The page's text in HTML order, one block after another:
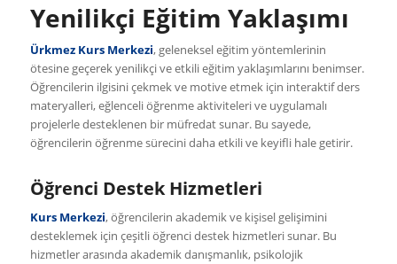
Yenilikçi Eğitim Yaklaşımı
Ürkmez Kurs Merkezi, geleneksel eğitim yöntemlerinin
ötesine geçerek yenilikçi ve etkili eğitim yaklaşımlarını benimser.
Öğrencilerin ilgisini çekmek ve motive etmek için interaktif ders
materyalleri, eğlenceli öğrenme aktiviteleri ve uygulamalı
projelerle desteklenen bir müfredat sunar. Bu sayede,
öğrencilerin öğrenme sürecini daha etkili ve keyifli hale getirir.
Öğrenci Destek Hizmetleri
Kurs Merkezi, öğrencilerin akademik ve kişisel gelişimini
desteklemek için çeşitli öğrenci destek hizmetleri sunar. Bu
hizmetler arasında akademik danışmanlık, psikolojik